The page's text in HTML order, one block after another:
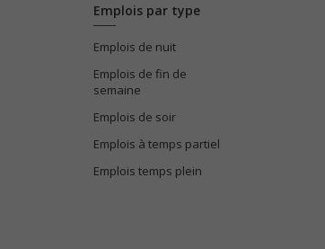
Emplois par type
Emplois de nuit
Emplois de fin de
semaine
Emplois de soir
Emplois à temps partiel
Emplois temps plein